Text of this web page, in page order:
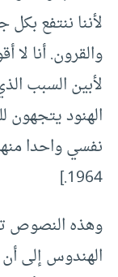
لأننا ننتفع
والقرون. أنا لا
لأبين السبب
الهنود يتجهون
نفسي واحدا
1964.]
وهذه النصوص
الهندوس إلى